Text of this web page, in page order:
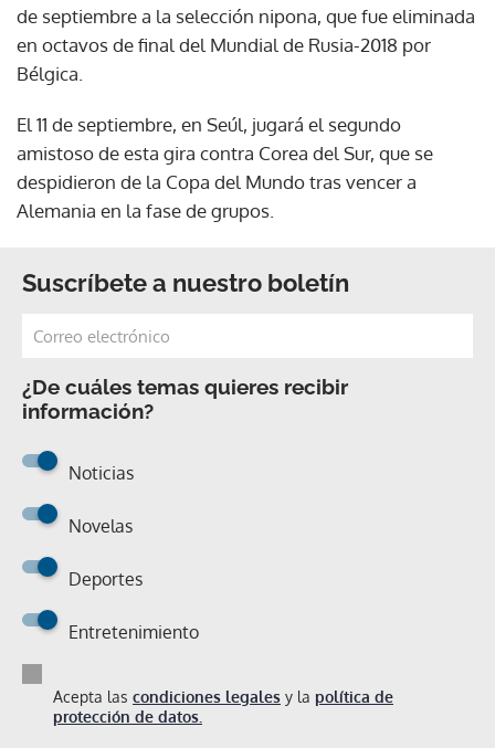
de septiembre a la selección nipona, que fue eliminada
en octavos de final del Mundial de Rusia-2018 por
Bélgica.
El 11 de septiembre, en Seúl, jugará el segundo
amistoso de esta gira contra Corea del Sur, que se
despidieron de la Copa del Mundo tras vencer a
Alemania en la fase de grupos.
Suscríbete a nuestro boletín
¿De cuáles temas quieres recibir
información?
Noticias
Novelas
Deportes
Entretenimiento
Acepta las condiciones legales y la política de
protección de datos.